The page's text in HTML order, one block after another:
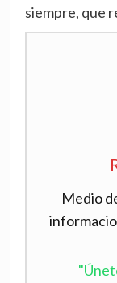
siempre, que
Medio